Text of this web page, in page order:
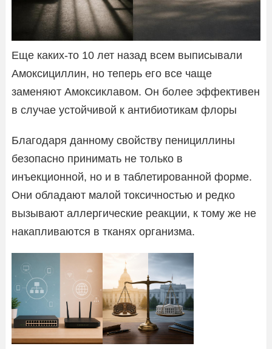
Еще каких-то 10 лет назад всем выписывали
Амоксициллин, но теперь его все чаще
заменяют Амоксиклавом. Он более эффективен
в случае устойчивой к антибиотикам флоры
Благодаря данному свойству пенициллины
безопасно принимать не только в
инъекционной, но и в таблетированной форме.
Они обладают малой токсичностью и редко
вызывают аллергические реакции, к тому же не
накапливаются в тканях организма.